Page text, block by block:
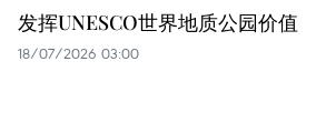
发挥UNESCO世界地质公园价值
18/07/2026 03:00